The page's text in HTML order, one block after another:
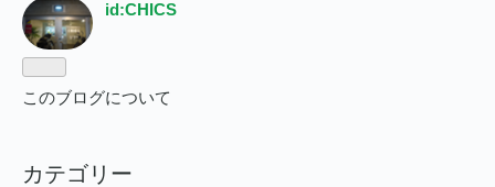
id:CHICS
このブログについて
カテゴリー